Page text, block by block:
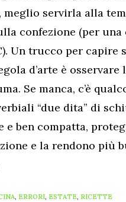
meglio servirla alla
confezione (per una
Un trucco per capire
d’arte è osservare
Se manca, c’è
“due dita” di
e ben compatta,
e la rendono più
, ERRORI, ESTATE, RICETTE